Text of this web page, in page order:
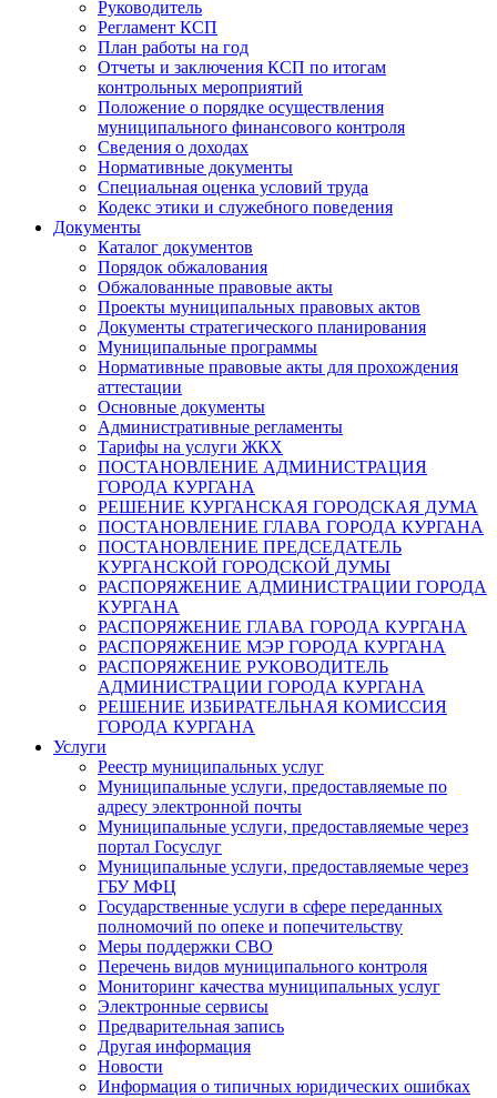
Руководитель
Регламент КСП
План работы на год
Отчеты и заключения КСП по итогам
контрольных мероприятий
Положение о порядке осуществления
муниципального финансового контроля
Сведения о доходах
Нормативные документы
Специальная оценка условий труда
Кодекс этики и служебного поведения
Документы
Каталог документов
Порядок обжалования
Обжалованные правовые акты
Проекты муниципальных правовых актов
Документы стратегического планирования
Муниципальные программы
Нормативные правовые акты для прохождения
аттестации
Основные документы
Административные регламенты
Тарифы на услуги ЖКХ
ПОСТАНОВЛЕНИЕ АДМИНИСТРАЦИЯ
ГОРОДА КУРГАНА
РЕШЕНИЕ КУРГАНСКАЯ ГОРОДСКАЯ ДУМА
ПОСТАНОВЛЕНИЕ ГЛАВА ГОРОДА КУРГАНА
ПОСТАНОВЛЕНИЕ ПРЕДСЕДАТЕЛЬ
КУРГАНСКОЙ ГОРОДСКОЙ ДУМЫ
РАСПОРЯЖЕНИЕ АДМИНИСТРАЦИИ ГОРОДА
КУРГАНА
РАСПОРЯЖЕНИЕ ГЛАВА ГОРОДА КУРГАНА
РАСПОРЯЖЕНИЕ МЭР ГОРОДА КУРГАНА
РАСПОРЯЖЕНИЕ РУКОВОДИТЕЛЬ
АДМИНИСТРАЦИИ ГОРОДА КУРГАНА
РЕШЕНИЕ ИЗБИРАТЕЛЬНАЯ КОМИССИЯ
ГОРОДА КУРГАНА
Услуги
Реестр муниципальных услуг
Муниципальные услуги, предоставляемые по
адресу электронной почты
Муниципальные услуги, предоставляемые через
портал Госуслуг
Муниципальные услуги, предоставляемые через
ГБУ МФЦ
Государственные услуги в сфере переданных
полномочий по опеке и попечительству
Меры поддержки СВО
Перечень видов муниципального контроля
Мониторинг качества муниципальных услуг
Электронные сервисы
Предварительная запись
Другая информация
Новости
Информация о типичных юридических ошибках